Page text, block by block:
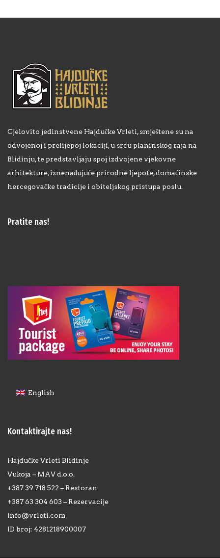
Cjelovito jedinstvene Hajdučke Vrleti, smještene su na
odvojenoj i prelijepoj lokaciji, u srcu planinskog raja na
Blidinju, te predstavljaju spoj izdvojene vjekovne
arhitekture, iznenađujuće prirodne ljepote, domaćinske
hercegovačke tradicije i obiteljskog pristupa poslu.
Pratite nas!
English
Kontaktirajte nas!
Hajdučke Vrleti Blidinje
Vukoja – MAV d.o.o.
+387 39 718 522 – Restoran
+387 63 304 603 – Rezervacije
info@vrleti.com
ID broj: 4281218900007